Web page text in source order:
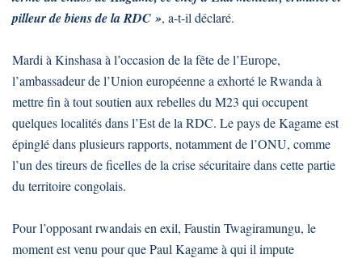
pilleur de biens de la RDC », a-t-il déclaré.
Mardi à Kinshasa à l’occasion de la fête de l’Europe,
l’ambassadeur de l’Union européenne a exhorté le Rwanda à
mettre fin à tout soutien aux rebelles du M23 qui occupent
quelques localités dans l’Est de la RDC. Le pays de Kagame est
épinglé dans plusieurs rapports, notamment de l’ONU, comme
l’un des tireurs de ficelles de la crise sécuritaire dans cette partie
du territoire congolais.
Pour l’opposant rwandais en exil, Faustin Twagiramungu, le
moment est venu pour que Paul Kagame à qui il impute